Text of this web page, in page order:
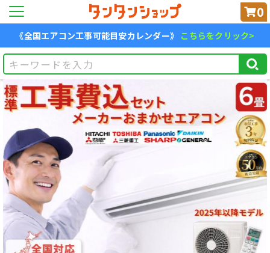
0
《全国エアコン工事可能目安カレンダー》 こちらをクリック>